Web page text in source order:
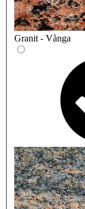
Granit - Vånga